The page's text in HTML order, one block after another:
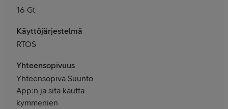
16 Gt
Käyttöjärjestelmä
RTOS
Yhteensopivuus
Yhteensopiva Suunto
App:n ja sitä kautta
kymmenien